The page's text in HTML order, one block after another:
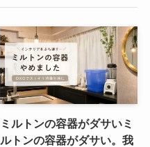
ミルトンの容器がダサいミ
ルトンの容器がダサい。我